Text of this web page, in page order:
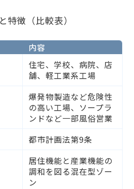
特徴（比較表）
内容
住宅、学校、病院、店
舗、軽工業系工場
爆発物製造など危険性
の高い工場、ソープラ
ンドなど一部風俗営業
都市計画法第9条
居住機能と産業機能の
調和を図る混在型ゾー
ン